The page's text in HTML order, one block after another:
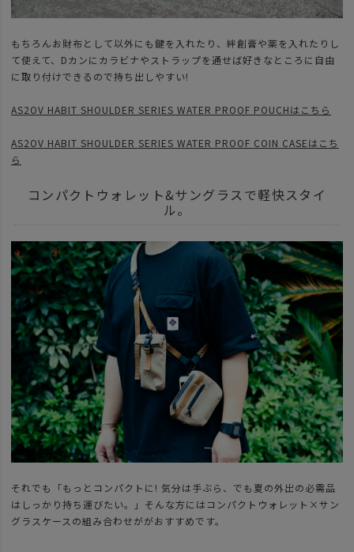
もちろんお財布として以外にも鍵を入れたり、絆創膏や薬を入れたりし
て使えて、Dカンにカラビナやストラップを通せば好きなところに自由
に取り付けできるので持ち出しやすい!
AS2OV HABIT SHOULDER SERIES WATER PROOF POUCHはこちら
AS2OV HABIT SHOULDER SERIES WATER PROOF COIN CASEはこち
ら
コンパクトウォレット&サングラスで軽快スタイ
ル。
それでも「もっとコンパクトに! 気分は手ぶら、でも夏の外出の必需品
はしっかり持ち運びたい。」そんな方にはコンパクトウォレット×サン
グラスケースの組み合わせががおすすめです。